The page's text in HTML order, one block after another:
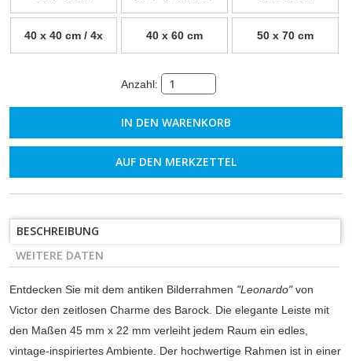
40 x 40 cm / 4x 40 x 60 cm 50 x 70 cm
Anzahl:
AUF DEN MERKZETTEL
BESCHREIBUNG
WEITERE DATEN
Entdecken Sie mit dem antiken Bilderrahmen "Leonardo"von
Victor den zeitlosen Charme des Barock. Die elegante Leiste mit
den Maßen 45 mm x 22 mm verleiht jedem Raum ein edles,
vintage-inspiriertes Ambiente. Der hochwertige Rahmen ist in einer